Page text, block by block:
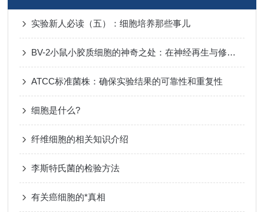
实验新人必读（五）：细胞培养那些事儿
BV-2小鼠小胶质细胞的神奇之处：在神经再生与修复中的关键作用
ATCC标准菌株：确保实验结果的可靠性和重复性
细胞是什么?
纤维细胞的相关知识介绍
李斯特氏菌的检验方法
有关癌细胞的*真相